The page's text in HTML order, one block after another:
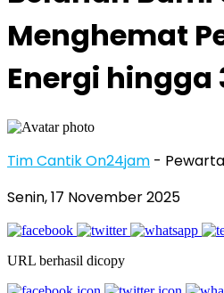
Menghemat
Energi hingga
Tim Cantik On24jam - Pewarta
Senin, 17 November 2025
URL berhasil dicopy